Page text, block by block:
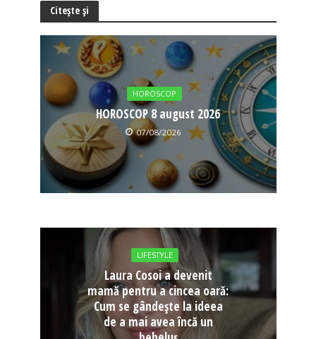
Citește și
HOROSCOP
HOROSCOP 8 august 2026
07/08/2026
LIFESTYLE
Laura Cosoi a devenit
mamă pentru a cincea oară:
Cum se gândește la ideea
de a mai avea încă un